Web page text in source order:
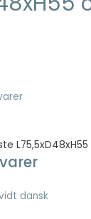
L75,5xD48xH55